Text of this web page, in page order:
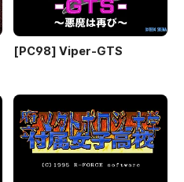
[PC98] Viper-GTS